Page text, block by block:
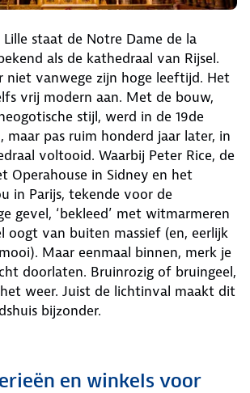
staat de Notre Dame de la
als de kathedraal van Rijsel.
niet vanwege zijn hoge leeftijd. Het
vrij modern aan. Met de bouw,
stijl, werd in de 19de
maar pas ruim honderd jaar later, in
voltooid. Waarbij Peter Rice, de
Operahouse in Sidney en het
in Parijs, tekende voor de
gevel, ‘bekleed’ met witmarmeren
oogt van buiten massief (en, eerlijk
Maar eenmaal binnen, merk je
doorlaten. Bruinrozig of bruingeel,
weer. Juist de lichtinval maakt dit
bijzonder.
en winkels voor